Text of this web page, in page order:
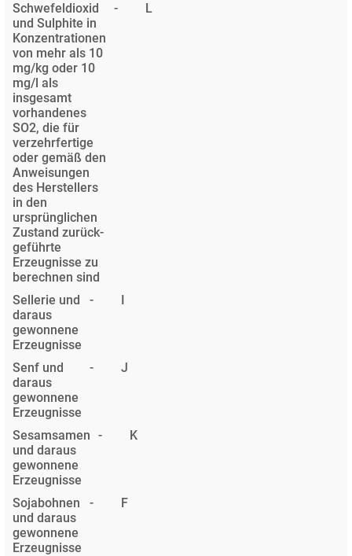
Schwefeldioxid
und Sulphite in
Konzentrationen
von mehr als 10
mg/kg oder 10
mg/l als
insgesamt
vorhandenes
SO2, die für
verzehrfertige
oder gemäß den
Anweisungen
des Herstellers
in den
ursprünglichen
Zustand zurück­
geführte
Erzeugnisse zu
berechnen sind
- L
Sellerie und
daraus
gewonnene
Erzeugnisse
- I
Senf und
daraus
gewonnene
Erzeugnisse
- J
Sesamsamen
und daraus
gewonnene
Erzeugnisse
- K
Sojabohnen
und daraus
gewonnene
Erzeugnisse
- F